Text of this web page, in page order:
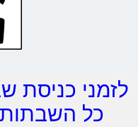
לזמני כניסת
כל